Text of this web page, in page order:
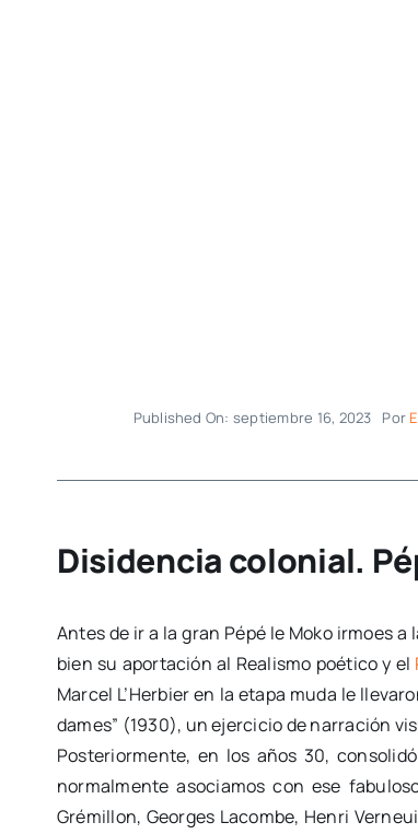
Published On: septiembre 16, 2023 Por
Disidencia colonial.
Antes de ir a la gran Pépé le Moko irmoes
bien su aportación al Realismo poético y el
Marcel L’Herbier en la etapa muda le
dames” (1930), un ejercicio de narración
Posteriormente, en los años 30,
normalmente asociamos con ese
Grémillon, Georges Lacombe, Henri